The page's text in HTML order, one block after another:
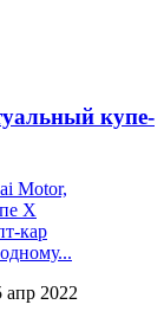
купе-
Motor,
X
кар
апр 2022